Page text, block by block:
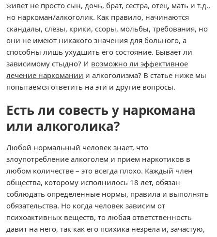
живет не просто сын, дочь, брат, сестра, отец, мать и т.д.,
но наркоман/алкоголик. Как правило, начинаются
скандалы, слезы, крики, ссоры, мольбы, требования, но
они не имеют никакого значения для больного, а
способны лишь ухудшить его состояние. Бывает ли
зависимому стыдно? И возможно ли эффективное
лечение наркомании и алкоголизма? В статье ниже мы
попытаемся ответить на эти и другие вопросы.
Есть ли совесть у наркомана
или алкоголика?
Любой нормальный человек знает, что
злоупотребление алкоголем и прием наркотиков в
любом количестве – это всегда плохо. Каждый член
общества, которому исполнилось 18 лет, обязан
соблюдать определенные нормы, правила и выполнять
обязательства. Но когда человек зависим от
психоактивных веществ, то любая ответственность
давит на него, так как его психика незрела и, зачастую,